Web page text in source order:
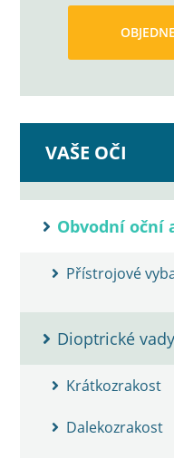
VAŠE OČI
Obvodní oční
Přístrojové
Dioptrické vady
Krátkozrakost
Dalekozrakost